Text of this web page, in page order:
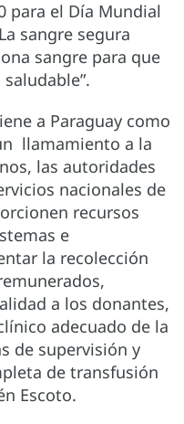
para el Día Mundial
sangre segura
sangre para que
a Paraguay como
llamamiento a la
las autoridades
nacionales de
recursos
e
la recolección
a los donantes,
adecuado de la
de supervisión y
de transfusión
Escoto.